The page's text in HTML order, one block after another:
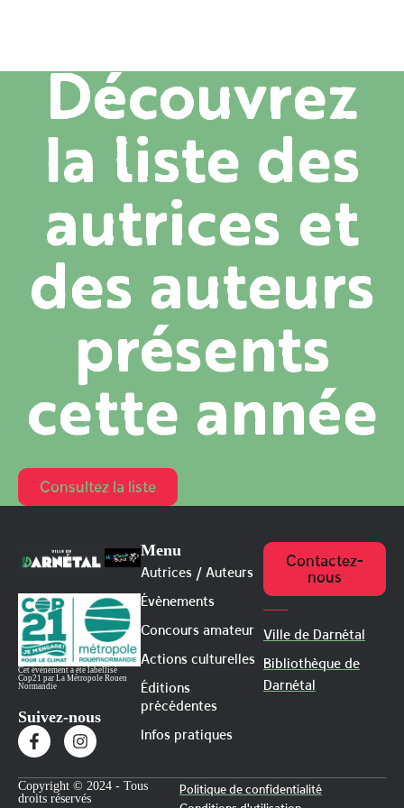
Découvrez
la liste des
autrices et
des auteurs
présents
cette année
Consultez la liste
Cet évènement a été labellisé
Cop21 par La Métropole Rouen
Normandie
Suivez-nous
Menu
Autrices / Auteurs
Évènements
Concours amateur
Actions culturelles
Éditions
précédentes
Infos pratiques
Contactez-
nous
Ville de Darnétal
Bibliothèque de
Darnétal
Copyright © 2024 - Tous
droits réservés
Politique de confidentialité